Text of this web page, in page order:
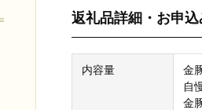
返礼品詳細・お申
内容量
金
自
金